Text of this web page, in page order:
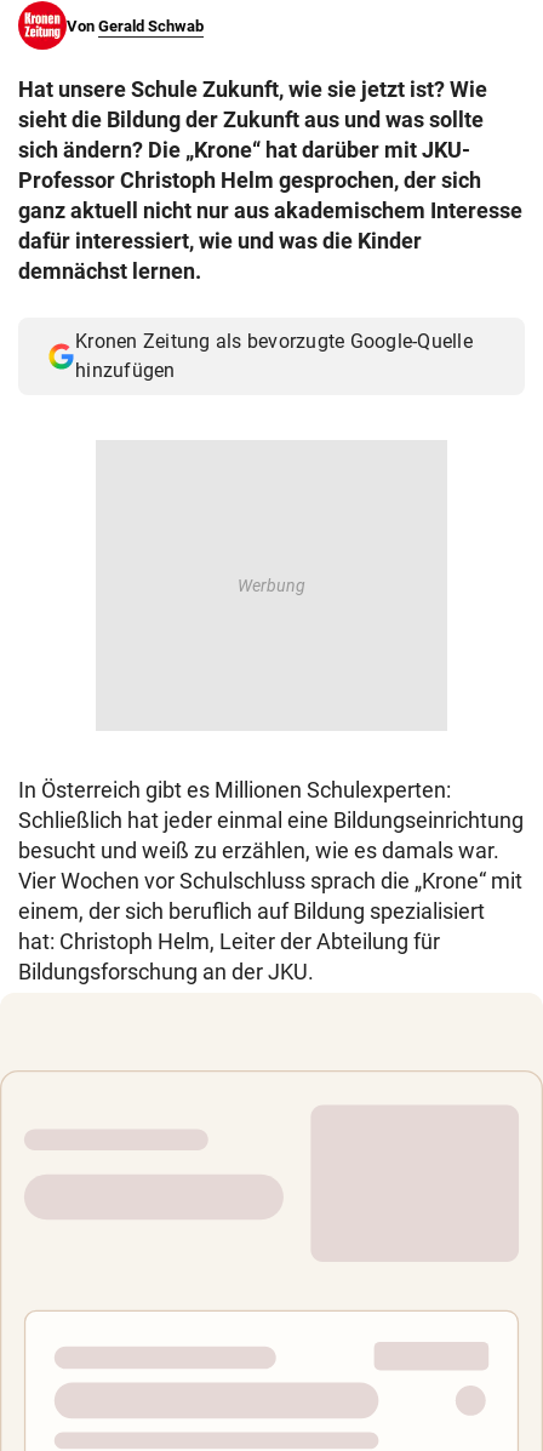
Von Gerald Schwab
Hat unsere Schule Zukunft, wie sie jetzt ist? Wie
sieht die Bildung der Zukunft aus und was sollte
sich ändern? Die „Krone“ hat darüber mit JKU-
Professor Christoph Helm gesprochen, der sich
ganz aktuell nicht nur aus akademischem Interesse
dafür interessiert, wie und was die Kinder
demnächst lernen.
Kronen Zeitung als bevorzugte Google-Quelle
hinzufügen
In Österreich gibt es Millionen Schulexperten:
Schließlich hat jeder einmal eine Bildungseinrichtung
besucht und weiß zu erzählen, wie es damals war.
Vier Wochen vor Schulschluss sprach die „Krone“ mit
einem, der sich beruflich auf Bildung spezialisiert
hat: Christoph Helm, Leiter der Abteilung für
Bildungsforschung an der JKU.